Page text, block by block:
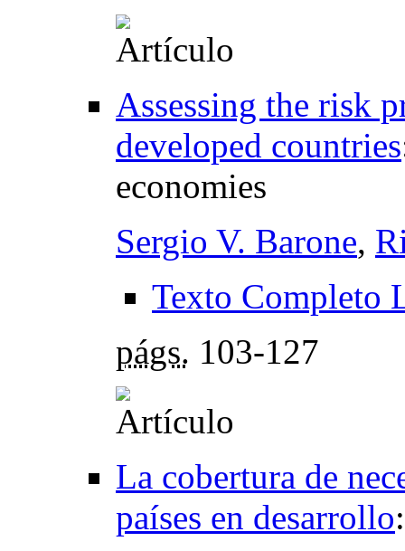
Assessing the risk
developed countries
economies
Sergio V. Barone,
Texto Completo
págs. 103-127
La cobertura de
países en desarrollo